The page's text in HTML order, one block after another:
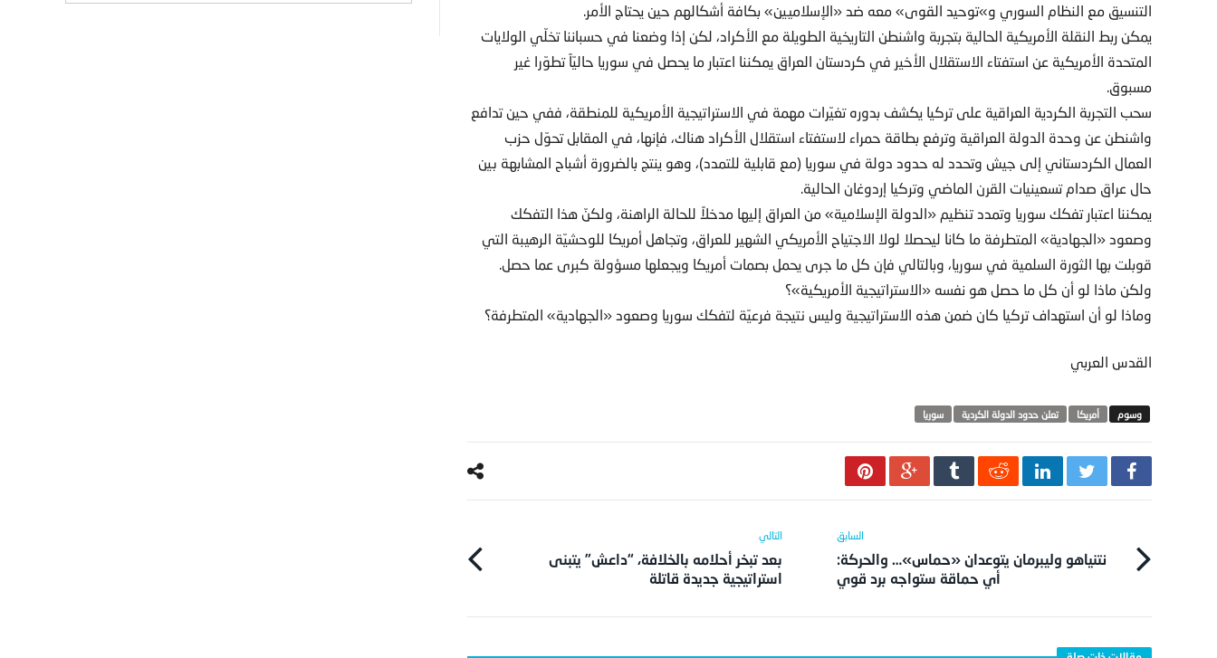
التنسيق مع النظام السوري و»توحيد القوى» معه ضد «الإسلاميين» بكافة أشكالهم حين يحتاج الأمر.
يمكن ربط النقلة الأمريكية الحالية بتجربة واشنطن التاريخية الطويلة مع الأكراد، لكن إذا وضعنا في حسباننا تخلّي الولايات
المتحدة الأمريكية عن استفتاء الاستقلال الأخير في كردستان العراق يمكننا اعتبار ما يحصل في سوريا حاليّاً تطوّرا غير
مسبوق.
سحب التجربة الكردية العراقية على تركيا يكشف بدوره تغيّرات مهمة في الاستراتيجية الأمريكية للمنطقة، ففي حين تدافع
واشنطن عن وحدة الدولة العراقية وترفع بطاقة حمراء لاستفتاء استقلال الأكراد هناك، فإنها، في المقابل تحوّل حزب
العمال الكردستاني إلى جيش وتحدد له حدود دولة في سوريا (مع قابلية للتمدد)، وهو ينتج بالضرورة أشباح المشابهة بين
حال عراق صدام تسعينيات القرن الماضي وتركيا إردوغان الحالية.
يمكننا اعتبار تفكك سوريا وتمدد تنظيم «الدولة الإسلامية» من العراق إليها مدخلاً للحالة الراهنة، ولكنّ هذا التفكك
وصعود «الجهادية» المتطرفة ما كانا ليحصلا لولا الاجتياح الأمريكي الشهير للعراق، وتجاهل أمريكا للوحشيّة الرهيبة التي
قوبلت بها الثورة السلمية في سوريا، وبالتالي فإن كل ما جرى يحمل بصمات أمريكا ويجعلها مسؤولة كبرى عما حصل.
ولكن ماذا لو أن كل ما حصل هو نفسه «الاستراتيجية الأمريكية»؟
وماذا لو أن استهداف تركيا كان ضمن هذه الاستراتيجية وليس نتيجة فرعيّة لتفكك سوريا وصعود «الجهادية» المتطرفة؟
القدس العربي
أمريكا تعلن حدود الدولة الكردية سوريا
نتنياهو وليبرمان يتوعدان «حماس»… والحركة:
أي حماقة ستواجه برد قوي
بعد تبخر أحلامه بالخلافة، “داعش” يتبنى
استراتيجية جديدة قاتلة